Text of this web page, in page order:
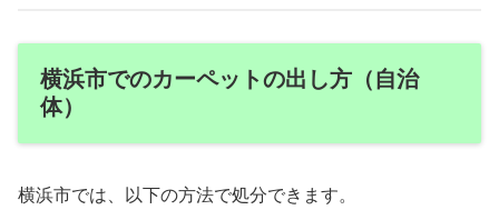
横浜市でのカーペットの出し方（自治
体）
横浜市では、以下の方法で処分できます。